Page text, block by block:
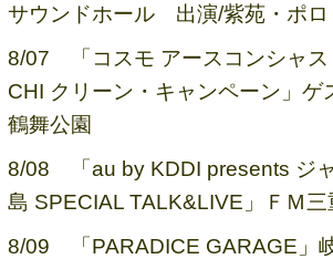
サウンドホール 出演/紫苑・ポ
8/07 「コスモ アースコンシャス
CHI クリーン・キャンペーン」
鶴舞公園
8/08 「au by KDDI presents ジ
島 SPECIAL TALK&LIVE」ＦＭ
8/09 「PARADICE GARAGE」